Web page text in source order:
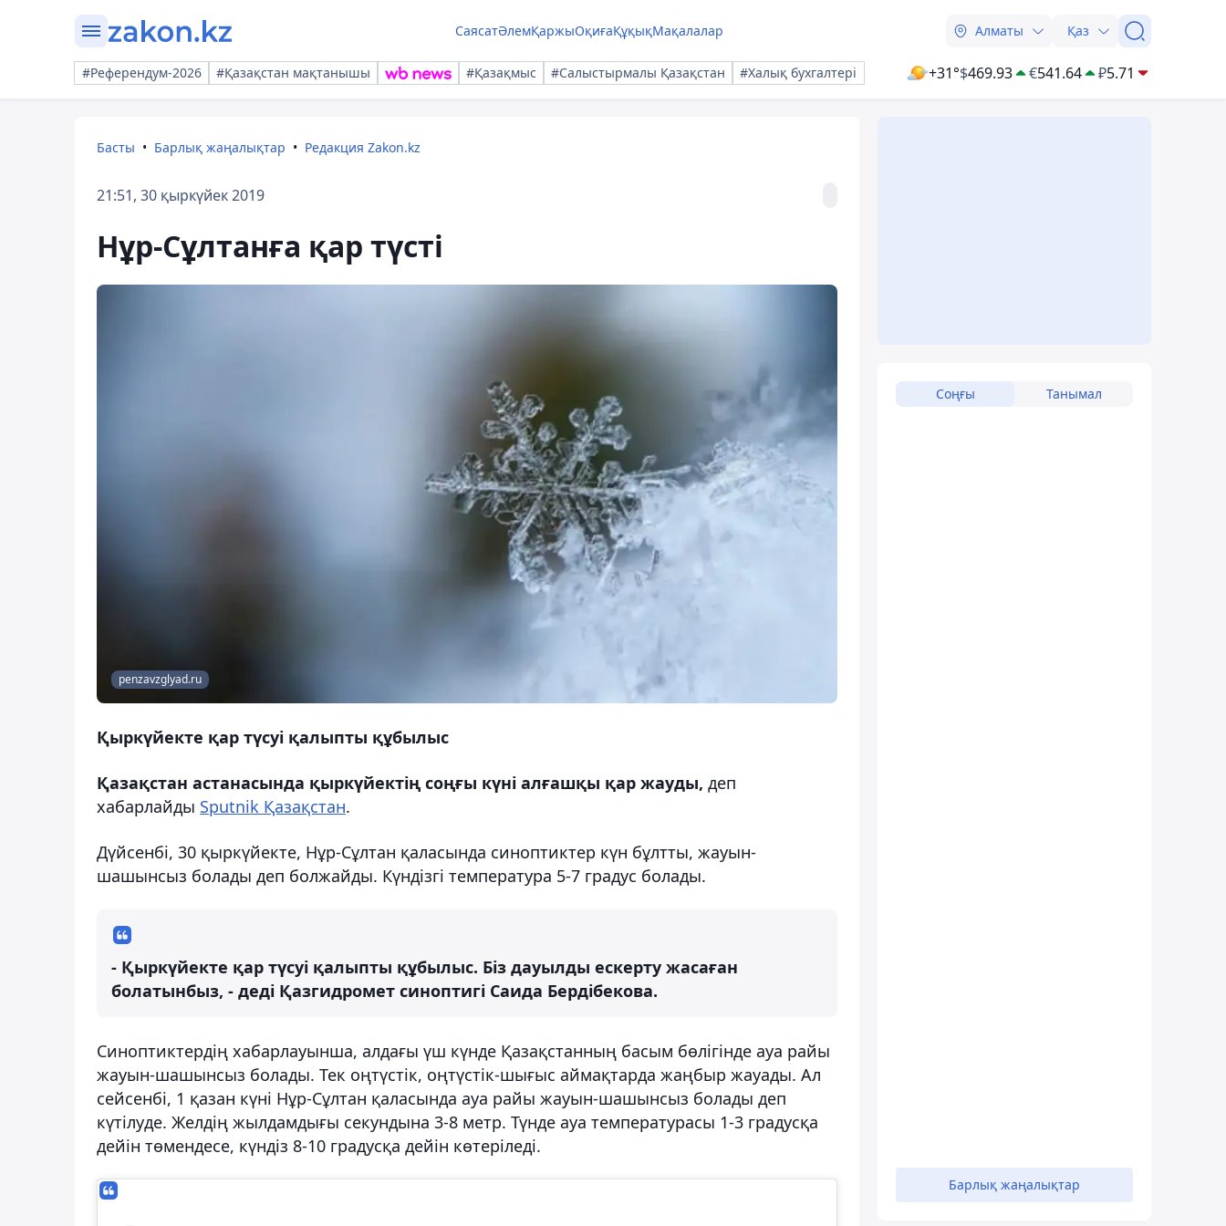
СаясатӘлемҚаржыОқиғаҚұқықМақалалар Алматы Қаз
#Референдум-2026 #Қазақстан мақтанышы #Қазақмыс #Салыстырмалы Қазақстан #Халық бухгалтері +31°$469.93 €541.64 ₽5.71
Басты Барлық жаңалықтар Редакция Zakon.kz
21:51, 30 қыркүйек 2019
Нұр-Сұлтанға қар түсті
penzavzglyad.ru
Қыркүйекте қар түсуі қалыпты құбылыс
Қазақстан астанасында қыркүйектің соңғы күні алғашқы қар жауды, деп
хабарлайды Sputnik Қазақстан.
Дүйсенбі, 30 қыркүйекте, Нұр-Сұлтан қаласында синоптиктер күн бұлтты, жауын-
шашынсыз болады деп болжайды. Күндізгі температура 5-7 градус болады.
- Қыркүйекте қар түсуі қалыпты құбылыс. Біз дауылды ескерту жасаған
болатынбыз, - деді Қазгидромет синоптигі Саида Бердібекова.
Синоптиктердің хабарлауынша, алдағы үш күнде Қазақстанның басым бөлігінде ауа райы
жауын-шашынсыз болады. Тек оңтүстік, оңтүстік-шығыс аймақтарда жаңбыр жауады. Ал
сейсенбі, 1 қазан күні Нұр-Сұлтан қаласында ауа райы жауын-шашынсыз болады деп
күтілуде. Желдің жылдамдығы секундына 3-8 метр. Түнде ауа температурасы 1-3 градусқа
дейін төмендесе, күндіз 8-10 градусқа дейін көтеріледі.
Соңғы Танымал
Барлық жаңалықтар